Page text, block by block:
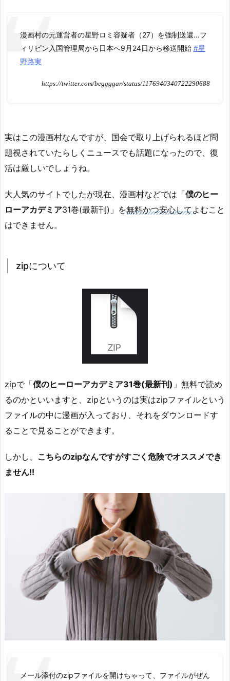
漫画村の元運営者の星野ロミ容疑者（27）を強制送還…フ
ィリピン入国管理局から日本へ9月24日から移送開始 #星
野路実
https://twitter.com/beggggar/status/1176940340722290688
実はこの漫画村なんですが、国会で取り上げられるほど問
題視されていたらしくニュースでも話題になったので、復
活は厳しいでしょうね。
大人気のサイトでしたが現在、漫画村などでは「僕のヒー
ローアカデミア31巻(最新刊)」を無料かつ安心してよむこと
はできません。
zipについて
zipで「僕のヒーローアカデミア31巻(最新刊) 」無料で読め
るのかといいますと、zipというのは実はzipファイルという
ファイルの中に漫画が入っており、それをダウンロードす
ることで見ることができます。
しかし、 こちらのzipなんですがすごく危険でオススメでき
ません!!
メール添付のzipファイルを開けちゃって、ファイルがぜん